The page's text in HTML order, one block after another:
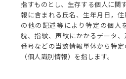
指すものとし、生存する個人に関
報に含まれる氏名、生年月日，
の他の記述等により特定の個人
貌、指紋、声紋にかかるデータ
番号などの当該情報単体から特
（個人識別情報）を指します。